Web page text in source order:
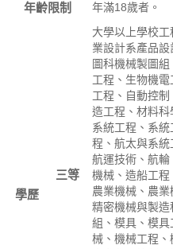
年齡限制 年滿18歲者。
學歷
三等
大學以上學校
業設計系產品
圖科機械製圖
工程、生物機
工程、自動控
造工程、材料科
系統工程、系
程、航太與系統
航運技術、航
機械、造船工程
農業機械、農業
精密機械與製
組、模具、模
械、機械工程、